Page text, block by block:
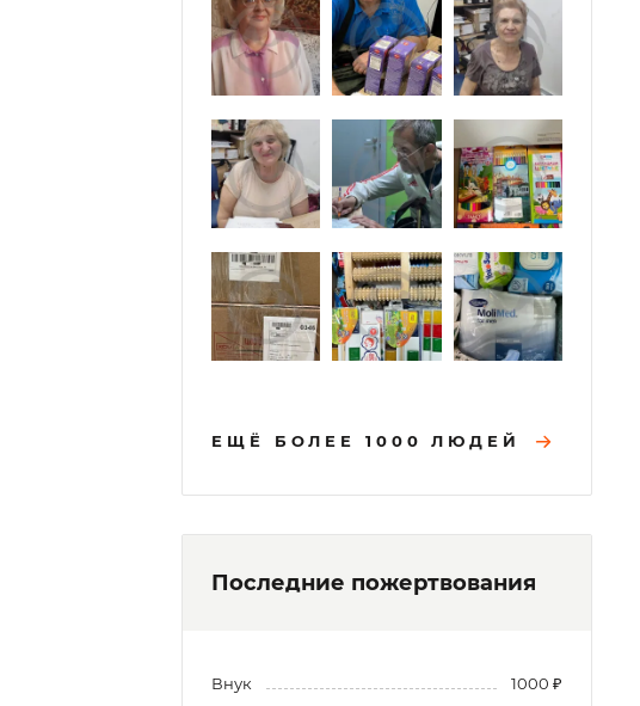
ЕЩЁ БОЛЕЕ 1000 ЛЮДЕЙ
Последние пожертвования
Внук
1000 ₽